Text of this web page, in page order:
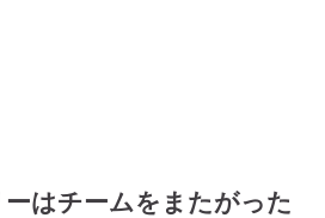
はチームをまたがった